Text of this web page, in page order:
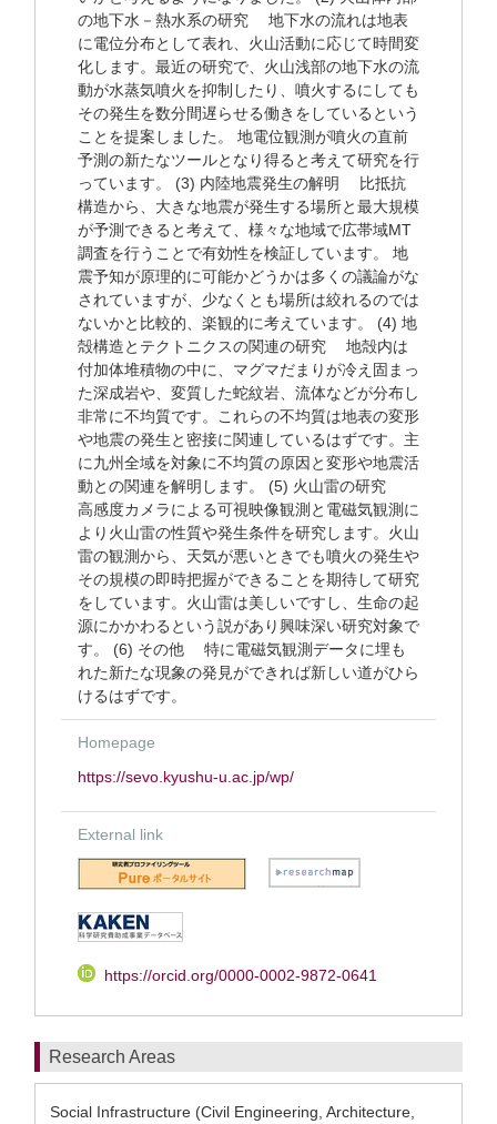
の地下水－熱水系の研究 地下水の流れは地表
に電位分布として表れ、火山活動に応じて時間変
化します。最近の研究で、火山浅部の地下水の流
動が水蒸気噴火を抑制したり、噴火するにしても
その発生を数分間遅らせる働きをしているという
ことを提案しました。 地電位観測が噴火の直前
予測の新たなツールとなり得ると考えて研究を行
っています。 (3) 内陸地震発生の解明 比抵抗
構造から、大きな地震が発生する場所と最大規模
が予測できると考えて、様々な地域で広帯域MT
調査を行うことで有効性を検証しています。 地
震予知が原理的に可能かどうかは多くの議論がな
されていますが、少なくとも場所は絞れるのでは
ないかと比較的、楽観的に考えています。 (4) 地
殻構造とテクトニクスの関連の研究 地殻内は
付加体堆積物の中に、マグマだまりが冷え固まっ
た深成岩や、変質した蛇紋岩、流体などが分布し
非常に不均質です。これらの不均質は地表の変形
や地震の発生と密接に関連しているはずです。主
に九州全域を対象に不均質の原因と変形や地震活
動との関連を解明します。 (5) 火山雷の研究
高感度カメラによる可視映像観測と電磁気観測に
より火山雷の性質や発生条件を研究します。火山
雷の観測から、天気が悪いときでも噴火の発生や
その規模の即時把握ができることを期待して研究
をしています。火山雷は美しいですし、生命の起
源にかかわるという説があり興味深い研究対象で
す。 (6) その他 特に電磁気観測データに埋も
れた新たな現象の発見ができれば新しい道がひら
けるはずです。
Homepage
https://sevo.kyushu-u.ac.jp/wp/
External link
https://orcid.org/0000-0002-9872-0641
Research Areas
Social Infrastructure (Civil Engineering, Architecture,